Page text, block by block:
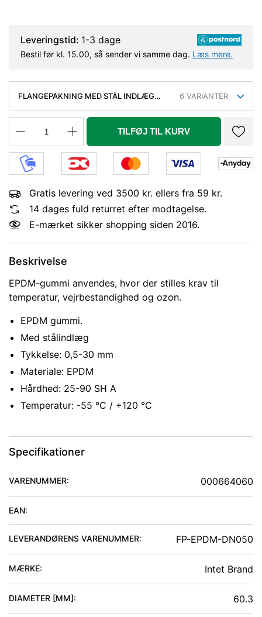
Leveringstid: 1-3 dage
Bestil før kl. 15.00, så sender vi samme dag. Læs mere.
FLANGEPAKNING MED STÅL INDLÆG
°C. EPDM
6 VARIANTER
TILFØJ TIL KURV
Gratis levering ved 3500 kr. ellers fra 59 kr.
14 dages fuld returret efter modtagelse.
E-mærket sikker shopping siden 2016.
Beskrivelse
EPDM-gummi anvendes, hvor der stilles krav til
temperatur, vejrbestandighed og ozon.
EPDM gummi.
Med stålindlæg
Tykkelse: 0,5-30 mm
Materiale: EPDM
Hårdhed: 25-90 SH A
Temperatur: -55 °C / +120 °C
Specifikationer
VARENUMMER: 000664060
EAN:
LEVERANDØRENS VARENUMMER: FP-EPDM-DN050
MÆRKE: Intet Brand
DIAMETER [MM]: 60.3